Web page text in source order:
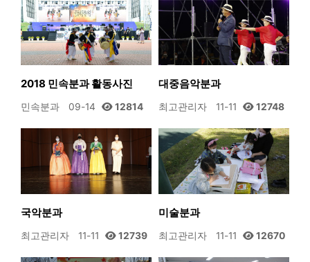
2018 민속분과 활동사진
민속분과 09-14 12814
대중음악분과
최고관리자 11-11 12748
국악분과
최고관리자 11-11 12739
미술분과
최고관리자 11-11 12670